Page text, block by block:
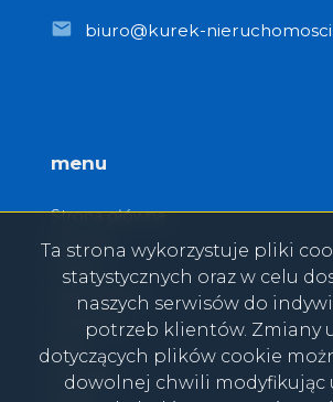
biuro@kurek-
menu
Strona główna
O firmie
Oferty
Zgłoszenia
Ulubione
Blog
Kontakt
Ta strona wykorzystuje pliki
statystycznych oraz w celu
naszych serwisów do
potrzeb klientów. Zmiany
dotyczących plików cookie
dowolnej chwili modyfikując